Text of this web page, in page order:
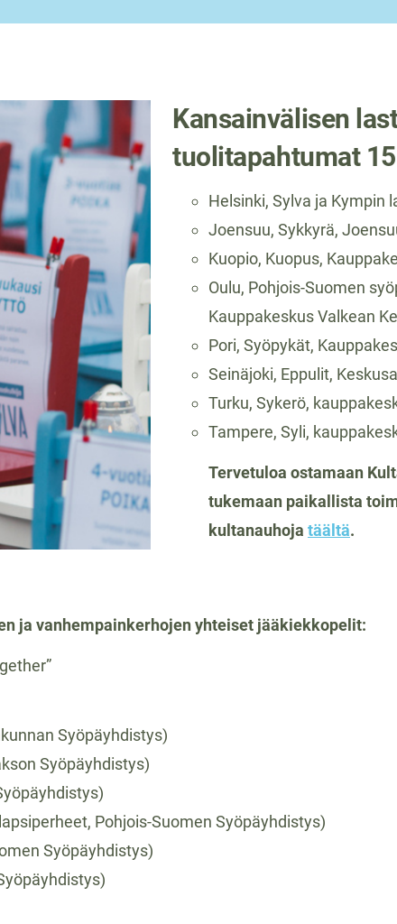
Kansainvälisen
tuolitapahtumat
Helsinki, Sylva ja Kympin
Joensuu, Sykkyrä,
Kuopio, Kuopus,
Oulu, Pohjois-Suomen
Kauppakeskus Valkean
Pori, Syöpykät,
Seinäjoki, Eppulit,
Turku, Sykerö,
Tampere, Syli,
Tervetuloa ostamaan
tukemaan paikallista
kultanauhoja täältä.
ja vanhempainkerhojen yhteiset jääkiekkopelit:
Syöpäyhdistys)
Syöpäyhdistys)
Pohjois-Suomen Syöpäyhdistys)
Syöpäyhdistys)